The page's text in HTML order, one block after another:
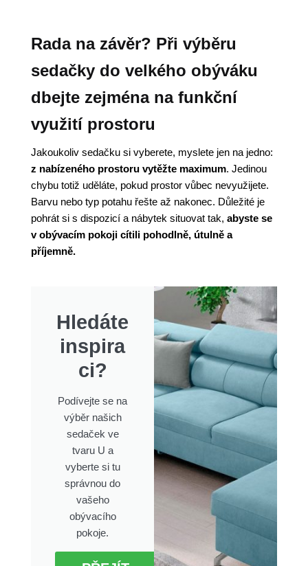
Rada na závěr? Při výběru
sedačky do velkého obýváku
dbejte zejména na funkční
využití prostoru
Jakoukoliv sedačku si vyberete, myslete jen na jedno:
z nabízeného prostoru vytěžte maximum. Jedinou
chybu totiž uděláte, pokud prostor vůbec nevyužijete.
Barvu nebo typ potahu řešte až nakonec. Důležité je
pohrát si s dispozicí a nábytek situovat tak, abyste se
v obývacím pokoji cítili pohodlně, útulně a
příjemně.
Hledáte
inspira
ci?
Podívejte se na
výběr našich
sedaček ve
tvaru U a
vyberte si tu
správnou do
vašeho
obývacího
pokoje.